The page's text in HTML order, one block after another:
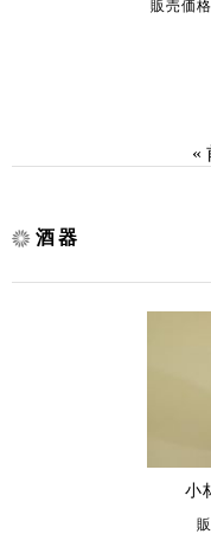
販売価
«
酒器
小